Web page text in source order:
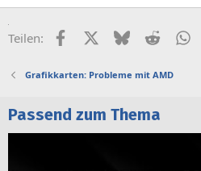
Teilen: FacebookX (Twitter)
BlueskyReddit
Grafikkarten: Probleme mit AMD
Passend zum Thema